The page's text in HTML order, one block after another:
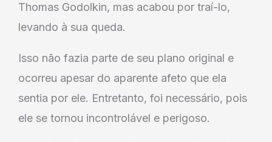
Thomas Godolkin, mas acabou por traí-lo,
levando à sua queda.
Isso não fazia parte de seu plano original e
ocorreu apesar do aparente afeto que ela
sentia por ele. Entretanto, foi necessário, pois
ele se tornou incontrolável e perigoso.